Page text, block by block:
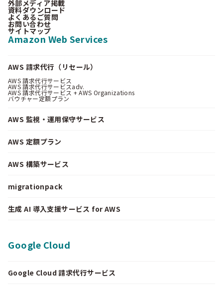
外部メディア掲載
資料ダウンロード
よくあるご質問
お問い合わせ
サイトマップ
Amazon Web Services
AWS 請求代行（リセール）
AWS 請求代行サービス
AWS 請求代行サービスadv.
AWS 請求代行サービス + AWS Organizations
バウチャー定額プラン
AWS 監視・運用保守サービス
AWS 定額プラン
AWS 構築サービス
migrationpack
生成 AI 導入支援サービス for AWS
Google Cloud
Google Cloud 請求代行サービス